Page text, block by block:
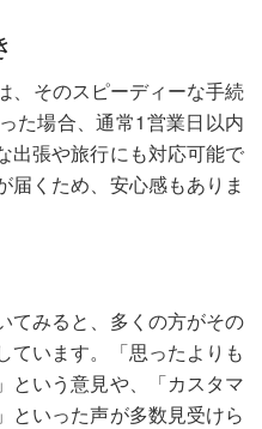
、そのスピーディーな手続
た場合、通常1営業日以内
出張や旅行にも対応可能で
届くため、安心感もありま
てみると、多くの方がその
ています。「思ったよりも
という意見や、「カスタマ
といった声が多数見受けら